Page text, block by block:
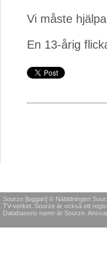
Vi måste
En 13-årig
Sourze [loggan] © Nättidningen
TV-verket. Sourze är också ett
Databasens namn är Sourze.